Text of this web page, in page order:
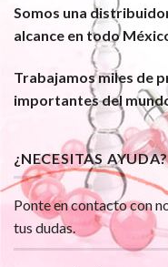
Somos una
alcance en todo
Trabajamos miles de
importantes del
¿NECESITAS AYUDA?
Ponte en contacto con
tus dudas.